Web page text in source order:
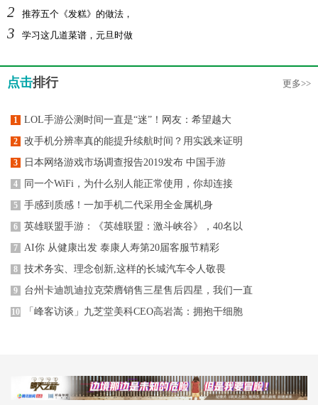
2 推荐五个《发糕》的做法，
3 学习这几道菜谱，元旦时做
点击排行 更多>>
1 LOL手游公测时间一直是“迷”！网友：希望越大
2 改手机分辨率真的能提升续航时间？用实践来证明
3 日本网络游戏市场调查报告2019发布 中国手游
4 同一个WiFi，为什么别人能正常使用，你却连接
5 手感到质感！一加手机二代采用全金属机身
6 英雄联盟手游：《英雄联盟：激斗峡谷》，40名以
7 AI你 从健康出发 泰康人寿第20届客服节精彩
8 技术务实、理念创新,这样的长城汽车令人敬畏
9 台州卡迪凯迪拉克荣膺销售三星售后四星，我们一直
10 「峰客访谈」九芝堂美科CEO高岩嵩：拥抱干细胞